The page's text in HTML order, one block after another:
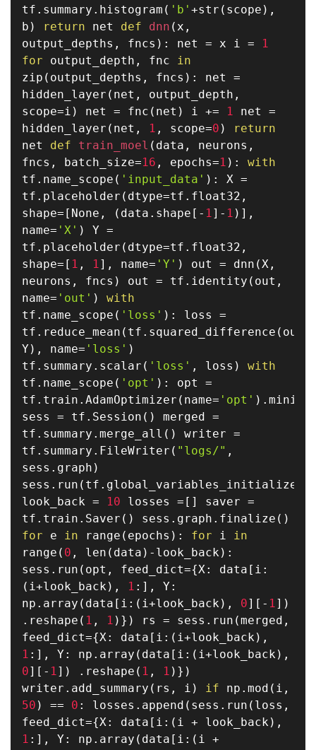
tf . summary . histogram ( 'b' +str ( scope ) ,
b ) return net def dnn ( x ,
output_depths , fncs ) : net = x i =
1
for output_depth , fnc
in
zip ( output_depths , fncs ) : net =
hidden_layer ( net , output_depth ,
scope=i ) net = fnc ( net ) i += 1 net =
hidden_layer ( net , 1 , scope=0 )
return
net def train_moel ( data , neurons ,
fncs , batch_size=16 , epochs=1 ) :
with
tf . name_scope ( 'input_data' ) : X =
tf . placeholder ( dtype=tf . float32 ,
shape= [ None , ( data . shape [ - 1 ] - 1 ) ] ,
name= 'X' ) Y =
tf . placeholder ( dtype=tf . float32 ,
shape= [ 1 , 1 ] , name= 'Y' ) out = dnn ( X ,
neurons , fncs ) out = tf . identity ( out ,
name= 'out' )
with
tf . name_scope ( 'loss' ) : loss =
tf . reduce_mean ( tf . squared_difference ( out
Y ) , name= 'loss' )
tf . summary . scalar ( 'loss' , loss )
with
tf . name_scope ( 'opt' ) : opt =
tf . train . AdamOptimizer ( name= 'opt' ) .
sess = tf . Session ( ) merged =
tf . summary . merge_all ( ) writer =
tf . summary . FileWriter ( "logs/" ,
sess . graph )
sess . run ( tf . global_variables_initializer
look_back = 10 losses = [ ] saver =
tf . train . Saver ( ) sess . graph . finalize ( )
for e in range ( epochs ) : for i
in
range ( 0 , len ( data ) - look_back ) :
sess . run ( opt , feed_dict={X : data [ i :
( i +look_back ) , 1 : ] , Y :
np . array ( data [ i : ( i +look_back ) , 0] [ - 1 ] )
. reshape ( 1 , 1 ) } ) rs = sess . run (merged ,
feed_dict={X : data [ i : ( i +look_back ) ,
1 : ] , Y : np . array ( data [ i : ( i +look_back ) ,
0] [ - 1 ] ) . reshape ( 1 , 1 ) } )
writer . add_summary ( rs , i ) if np . mod ( i ,
50 ) == 0 : losses . append ( sess . run ( loss ,
feed_dict={X : data [ i : ( i + look_back ) ,
1 : ] , Y : np . array ( data [ i : ( i +